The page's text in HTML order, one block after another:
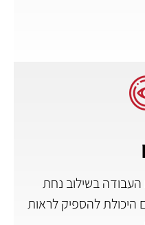
בשילוב נחת
להספיק לראות